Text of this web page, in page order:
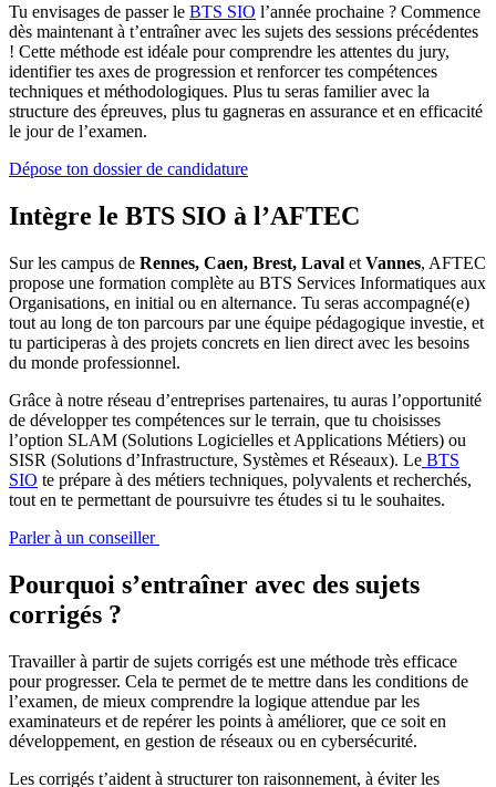
Tu envisages de passer le BTS SIO l’année prochaine ? Commence
dès maintenant à t’entraîner avec les sujets des sessions précédentes
! Cette méthode est idéale pour comprendre les attentes du jury,
identifier tes axes de progression et renforcer tes compétences
techniques et méthodologiques. Plus tu seras familier avec la
structure des épreuves, plus tu gagneras en assurance et en efficacité
le jour de l’examen.
Dépose ton dossier de candidature
Intègre le BTS SIO à l’AFTEC
Sur les campus de Rennes, Caen, Brest, Laval et Vannes, AFTEC
propose une formation complète au BTS Services Informatiques aux
Organisations, en initial ou en alternance. Tu seras accompagné(e)
tout au long de ton parcours par une équipe pédagogique investie, et
tu participeras à des projets concrets en lien direct avec les besoins
du monde professionnel.
Grâce à notre réseau d’entreprises partenaires, tu auras l’opportunité
de développer tes compétences sur le terrain, que tu choisisses
l’option SLAM (Solutions Logicielles et Applications Métiers) ou
SISR (Solutions d’Infrastructure, Systèmes et Réseaux). Le BTS
SIO te prépare à des métiers techniques, polyvalents et recherchés,
tout en te permettant de poursuivre tes études si tu le souhaites.
Parler à un conseiller
Pourquoi s’entraîner avec des sujets
corrigés ?
Travailler à partir de sujets corrigés est une méthode très efficace
pour progresser. Cela te permet de te mettre dans les conditions de
l’examen, de mieux comprendre la logique attendue par les
examinateurs et de repérer les points à améliorer, que ce soit en
développement, en gestion de réseaux ou en cybersécurité.
Les corrigés t’aident à structurer ton raisonnement, à éviter les